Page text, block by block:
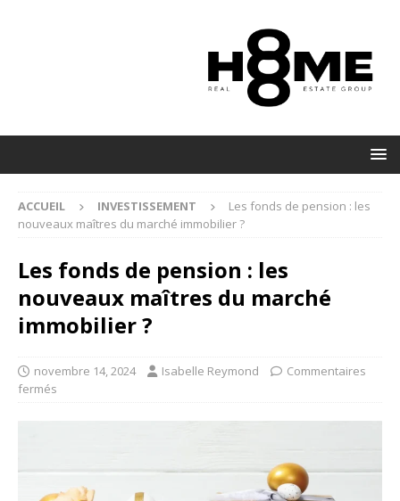
ACCUEIL INVESTISSEMENT
Les fonds de pension : les
nouveaux maîtres du marché immobilier ?
Les fonds de pension : les
nouveaux maîtres du marché
immobilier ?
novembre 14, 2024 Isabelle Reymond
Commentaires
fermés